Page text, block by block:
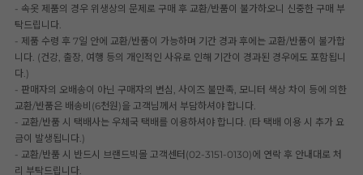
- 속옷 제품의 경우 위생상의 문제로 구매 후 교환/반품이 불가하오니 신중한 구매 부
탁드립니다.
- 제품 수령 후 7일 안에 교환/반품이 가능하며 기간 경과 후에는 교환/반품이 불가합
니다. (건강, 출장, 여행 등의 개인적인 사유로 인해 기간이 경과된 경우에도 포함됩니
다.)
- 판매자의 오배송이 아닌 구매자의 변심, 사이즈 불만족, 모니터 색상 차이 등에 의한
교환/반품은 배송비(6천원)을 고객님께서 부담하셔야 합니다.
- 교환/반품 시 택배사는 우체국 택배를 이용하셔야 합니다. (타 택배 이용 시 추가 요
금이 발생됩니다.)
- 교환/반품 시 반드시 브랜드빅몰 고객센터(02-3151-0130)에 연락 후 안내대로 처
리 부탁드립니다.